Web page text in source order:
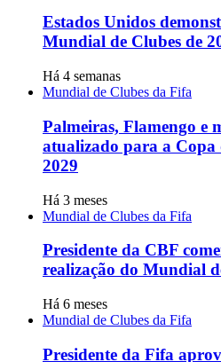
Estados Unidos
Mundial de Clubes de
Há 4 semanas
Mundial de Clubes da Fifa
Palmeiras, Flamengo e
atualizado para a
2029
Há 3 meses
Mundial de Clubes da Fifa
Presidente da CBF
realização do Mundial
Há 6 meses
Mundial de Clubes da Fifa
Presidente da Fifa